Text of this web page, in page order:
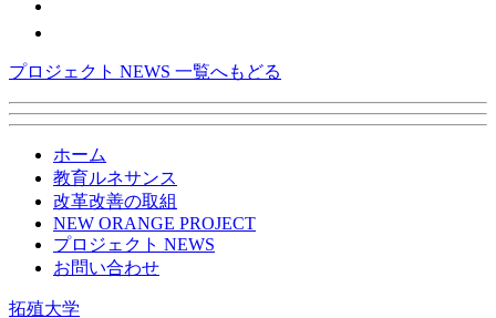
プロジェクト NEWS 一覧へもどる
ホーム
教育ルネサンス
改革改善の取組
NEW ORANGE PROJECT
プロジェクト NEWS
お問い合わせ
拓殖大学